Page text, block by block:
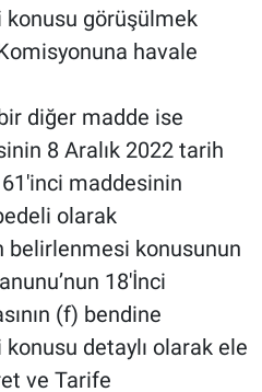
görüşülmek
havale
diğer madde ise
8 Aralık 2022 tarih
61'inci maddesinin
olarak
konusunun
18'İnci
(f) bendine
detaylı olarak ele
ve Tarife